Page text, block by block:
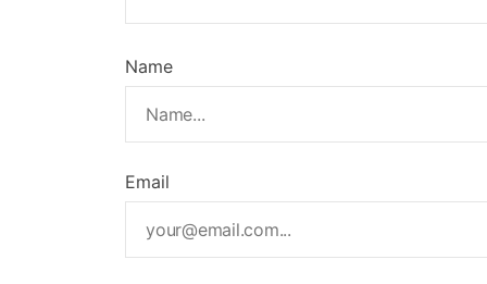
Name
Email